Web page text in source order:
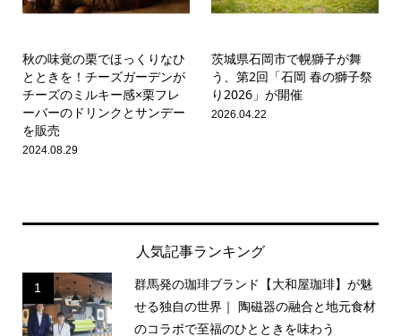
秋の味覚の栗でほっくりなひ
とときを！チーズガーデンが
チーズのミルキー感×栗フレ
ーバーのドリンクとサンデー
を販売
2024.08.29
茨城県石岡市で幌獅子が舞
う、第2回「石岡 春の獅子祭
り2026」が開催
2026.04.22
人気記事ランキング
1
群馬発の珈琲ブランド【大和屋珈琲】が魅
せる独自の世界｜ 陶磁器の融合と地元食材
のコラボで至福のひとときを味わう